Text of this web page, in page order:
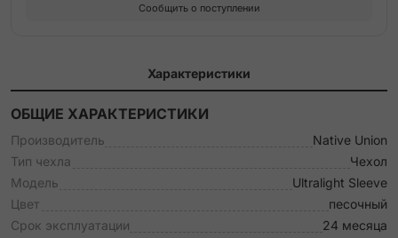
Сообщить о поступлении
Характеристики
ОБЩИЕ ХАРАКТЕРИСТИКИ
Производитель
Native Union
Тип чехла
Чехол
Модель
Ultralight Sleeve
Цвет
песочный
Срок эксплуатации
24 месяца